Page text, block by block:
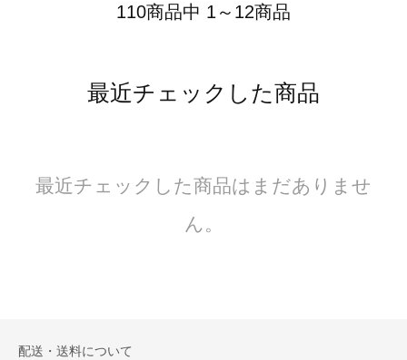
110商品中 1～12商品
最近チェックした商品
最近チェックした商品はまだありませ
ん。
配送・送料について